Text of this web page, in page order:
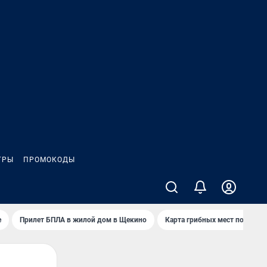
ПРОМОКОДЫ
Прилет БПЛА в жилой дом в Щекино Карта грибных мест под